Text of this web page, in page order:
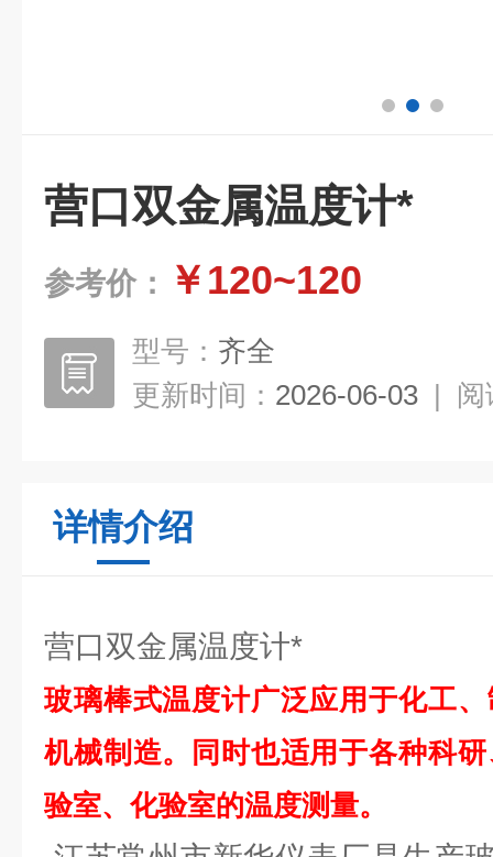
营口双金属温度计*
参考价： ￥120~120
型号： 齐全
更新时间： 2026-06-03 | 阅
详情介绍
营口双金属温度计*
玻璃棒式温度计广泛应用于化工
机械制造。同时也适用于各种科
验室、化验室的温度测量。